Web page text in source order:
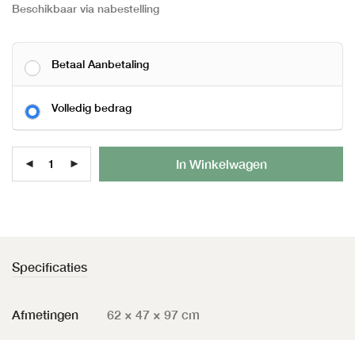
Beschikbaar via nabestelling
Betaal Aanbetaling
Volledig bedrag
In Winkelwagen
Specificaties
Afmetingen 62 × 47 × 97 cm